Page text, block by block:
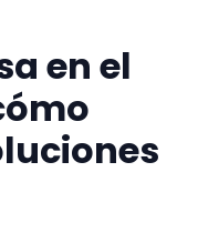
en el